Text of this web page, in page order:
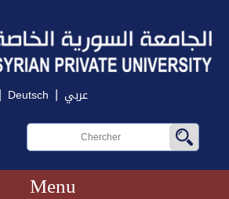
| Deutsch | عربي
Menu